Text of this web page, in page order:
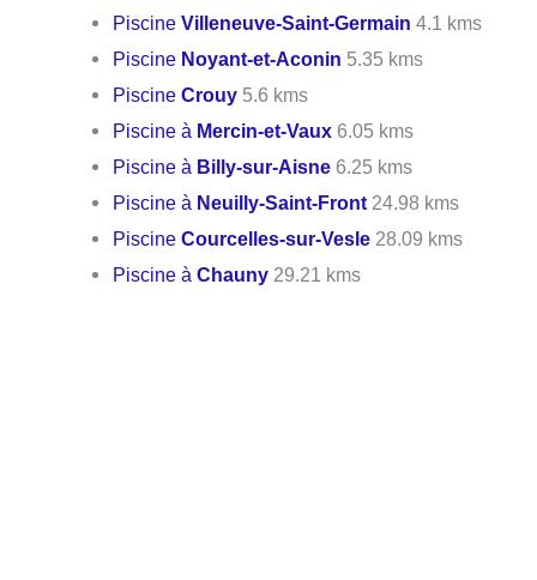
PiscineVilleneuve-Saint-Germain 4.1 kms
Piscine Noyant-et-Aconin 5.35 kms
PiscineCrouy 5.6 kms
Piscine à Mercin-et-Vaux 6.05 kms
Piscine à Billy-sur-Aisne 6.25 kms
Piscine à Neuilly-Saint-Front 24.98 kms
PiscineCourcelles-sur-Vesle 28.09 kms
Piscine àChauny 29.21 kms